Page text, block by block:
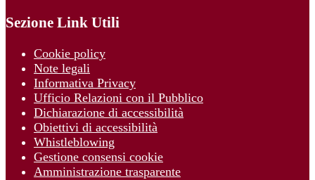
Sezione Link Utili
Cookie policy
Note legali
Informativa Privacy
Ufficio Relazioni con il Pubblico
Dichiarazione di accessibilità
Obiettivi di accessibilità
Whistleblowing
Gestione consensi cookie
Amministrazione trasparente